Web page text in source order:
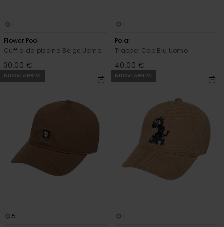
1
Flower Pool
Cuffia da piscina Beige Uomo
30,00 €
1
Polar
Trapper Cap Blu Uomo
40,00 €
NUOVI ARRIVI
5
NUOVI ARRIVI
1